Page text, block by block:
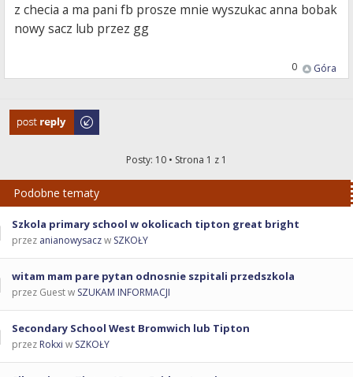
z checia a ma pani fb prosze mnie wyszukac anna bobak
nowy sacz lub przez gg
Góra
0
Odpowiedz
Posty: 10 • Strona 1 z 1
Podobne tematy
Szkola primary school w okolicach tipton great bright
przez anianowysaczw SZKOŁY
witam mam pare pytan odnosnie szpitali przedszkola
przez Guest w SZUKAM INFORMACJI
Secondary School West Bromwich lub Tipton
przez Rokxi w SZKOŁY